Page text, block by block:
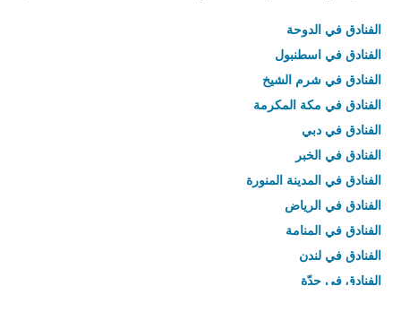
الفنادق في الدوحة
الفنادق في اسطنبول
الفنادق في شرم الشيخ
الفنادق في مكة المكرمة
الفنادق في دبي
الفنادق في الخبر
الفنادق في المدينة المنورة
الفنادق في الرياض
الفنادق في المنامة
الفنادق في لندن
الفنادق في جدّة